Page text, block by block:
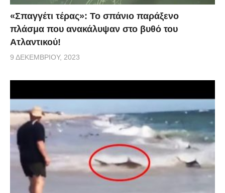
«Σπαγγέτι τέρας»: Το σπάνιο παράξενο
πλάσμα που ανακάλυψαν στο βυθό του
Ατλαντικού!
9 ΔΕΚΕΜΒΡΊΟΥ, 2023